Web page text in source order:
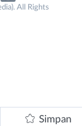
Simpan
All Rights